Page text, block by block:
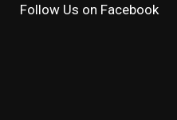
Follow Us on Facebook